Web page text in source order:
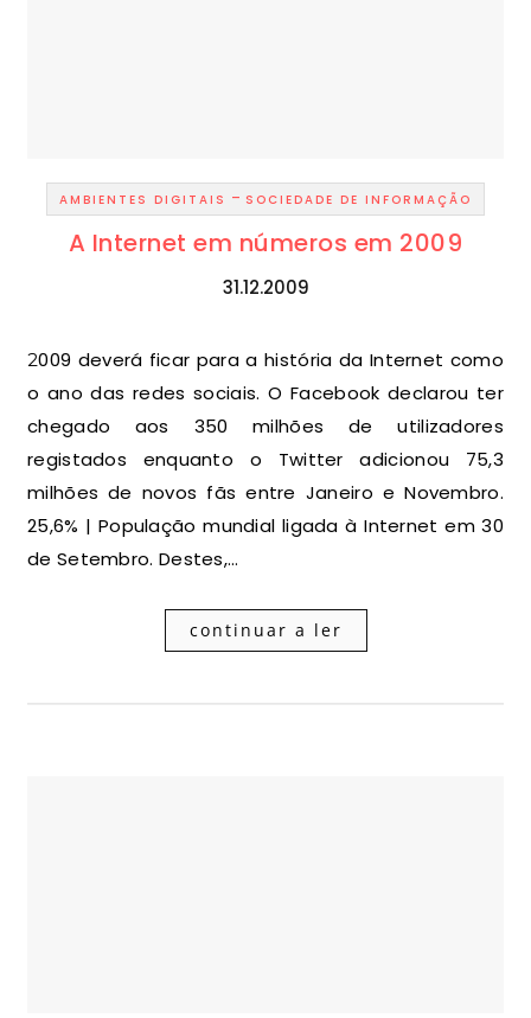
AMBIENTES DIGITAIS - SOCIEDADE DE INFORMAÇÃO
A Internet em números em 2009
31.12.2009
2009 deverá ficar para a história da Internet como
o ano das redes sociais. O Facebook declarou ter
chegado aos 350 milhões de utilizadores
registados enquanto o Twitter adicionou 75,3
milhões de novos fãs entre Janeiro e Novembro.
25,6% | População mundial ligada à Internet em 30
de Setembro. Destes,…
continuar a ler